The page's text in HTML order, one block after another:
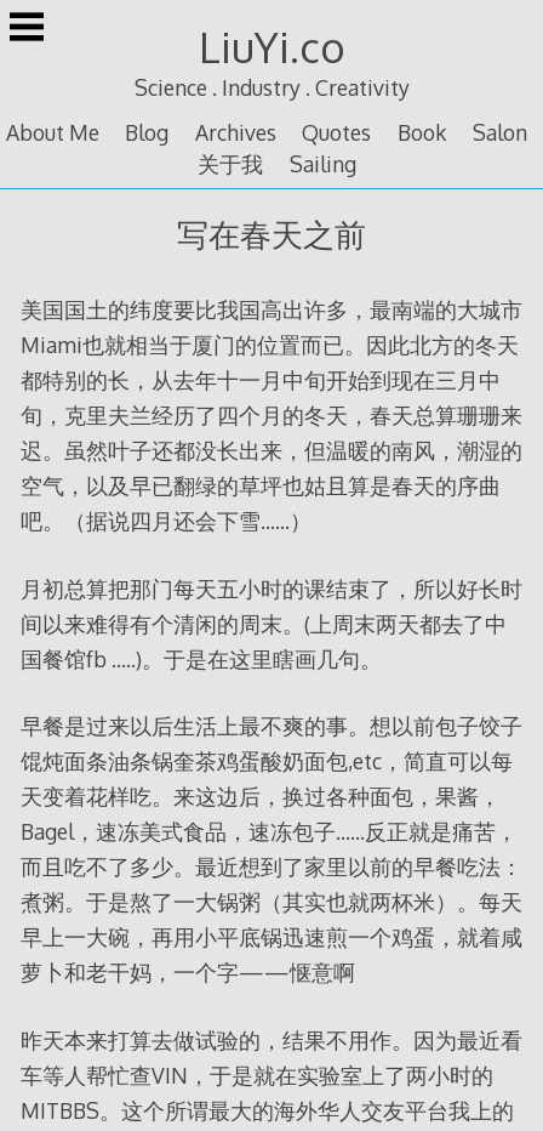
Skip
to
LiuYi.co
Science . Industry . Creativity
About Me
Blog Archives Quotes Book
Salon
关于我
Sailing
写在春天之前
美国国土的纬度要比我国高出许多，最南端的大城市
Miami也就相当于厦门的位置而已。因此北方的冬天
都特别的长，从去年十一月中旬开始到现在三月中
旬，克里夫兰经历了四个月的冬天，春天总算珊珊来
迟。虽然叶子还都没长出来，但温暖的南风，潮湿的
空气，以及早已翻绿的草坪也姑且算是春天的序曲
吧。（据说四月还会下雪……）
月初总算把那门每天五小时的课结束了，所以好长时
间以来难得有个清闲的周末。(上周末两天都去了中
国餐馆fb …..)。于是在这里瞎画几句。
早餐是过来以后生活上最不爽的事。想以前包子饺子
馄炖面条油条锅奎茶鸡蛋酸奶面包,etc，简直可以每
天变着花样吃。来这边后，换过各种面包，果酱，
Bagel，速冻美式食品，速冻包子……反正就是痛苦，
而且吃不了多少。最近想到了家里以前的早餐吃法：
煮粥。于是熬了一大锅粥（其实也就两杯米）。每天
早上一大碗，再用小平底锅迅速煎一个鸡蛋，就着咸
萝卜和老干妈，一个字——惬意啊
昨天本来打算去做试验的，结果不用作。因为最近看
车等人帮忙查VIN，于是就在实验室上了两小时的
MITBBS。这个所谓最大的海外华人交友平台我上的